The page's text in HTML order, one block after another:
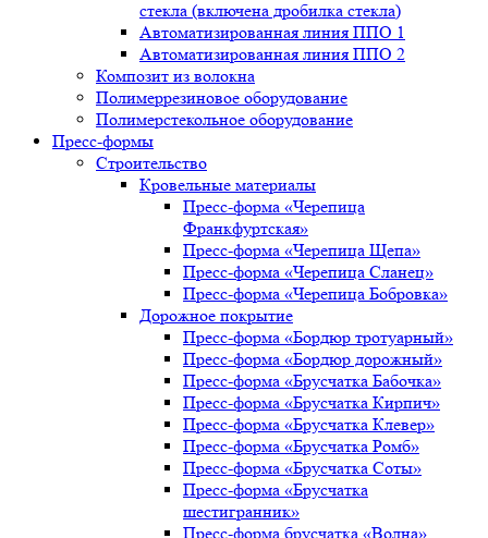
стекла (включена дробилка стекла)
Автоматизированная линия ППО 1
Автоматизированная линия ППО 2
Композит из волокна
Полимеррезиновое оборудование
Полимерстекольное оборудование
Пресс-формы
Строительство
Кровельные материалы
Пресс-форма «Черепица
Франкфуртская»
Пресс-форма «Черепица Щепа»
Пресс-форма «Черепица Сланец»
Пресс-форма «Черепица Бобровка»
Дорожное покрытие
Пресс-форма «Бордюр тротуарный»
Пресс-форма «Бордюр дорожный»
Пресс-форма «Брусчатка Бабочка»
Пресс-форма «Брусчатка Кирпич»
Пресс-форма «Брусчатка Клевер»
Пресс-форма «Брусчатка Ромб»
Пресс-форма «Брусчатка Соты»
Пресс-форма «Брусчатка
шестигранник»
Пресс-форма брусчатка «Волна»